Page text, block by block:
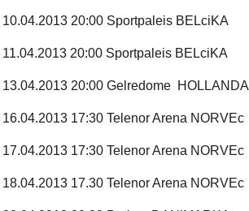
10.04.2013 20:00 Sportpaleis BELciKA
11.04.2013 20:00 Sportpaleis BELciKA
13.04.2013 20:00 Gelredome HOLLANDA
16.04.2013 17:30 Telenor Arena NORVEc
17.04.2013 17:30 Telenor Arena NORVEc
18.04.2013 17.30 Telenor Arena NORVEc